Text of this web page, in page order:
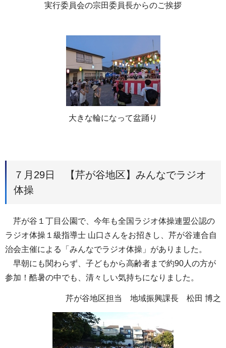
実行委員会の宗田委員長からのご挨拶
大きな輪になって盆踊り
７月29日 【芹が谷地区】みんなでラジオ
体操
芹が谷１丁目公園で、今年も全国ラジオ体操連盟公認の
ラジオ体操１級指導士 山口さんをお招きし、芹が谷連合自
治会主催による「みんなでラジオ体操」がありました。
早朝にも関わらず、子どもから高齢者まで約90人の方が
参加！酷暑の中でも、清々しい気持ちになりました。
芹が谷地区担当 地域振興課長 松田 博之